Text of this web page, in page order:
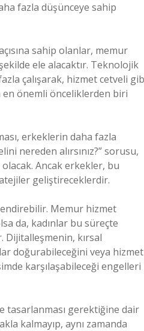
fazla düşünceye sahip
sahip olanlar, memur
ele alacaktır. Teknolojik
çalışarak, hizmet cetveli
en önemli önceliklerden biri
erkeklerin daha fazla
nereden alırsınız?” sorusu,
Ancak erkekler, bu
geliştireceklerdir.
Memur hizmet
da, kadınlar bu süreçte
kırsal
doğurabileceğini veya hizmet
karşılaşabileceği engelleri
tasarlanması gerektiğine dair
kalmayıp, aynı zamanda